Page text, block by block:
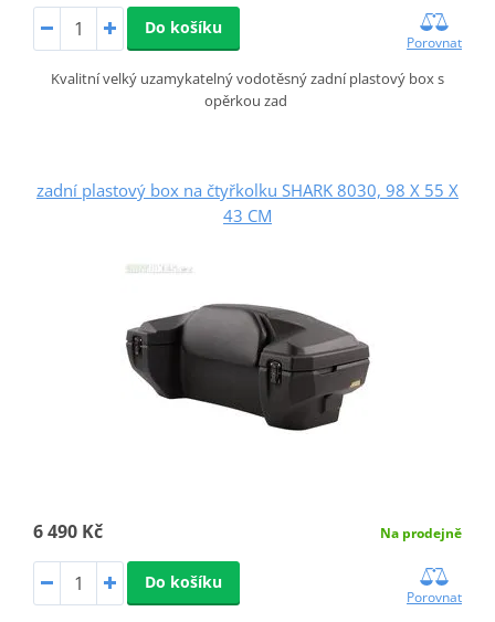
Do košíku
Porovnat
Kvalitní velký uzamykatelný vodotěsný zadní plastový box s
opěrkou zad
zadní plastový box na čtyřkolku SHARK 8030, 98 X 55 X
43 CM
6 490 Kč Na prodejně
Do košíku
Porovnat